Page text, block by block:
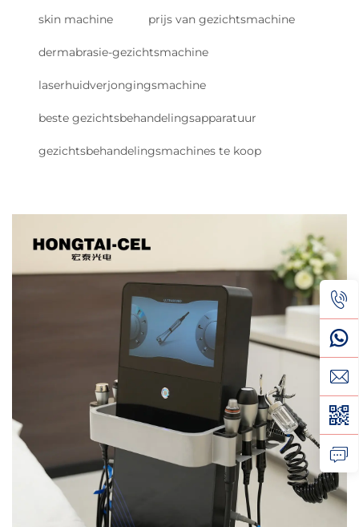
skin machine prijs van gezichtsmachine
dermabrasie-gezichtsmachine
laserhuidverjongingsmachine
beste gezichtsbehandelingsapparatuur
gezichtsbehandelingsmachines te koop